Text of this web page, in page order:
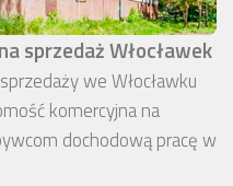
sprzedaż Włocławek
we Włocławku
komercyjna na
dochodową pracę w